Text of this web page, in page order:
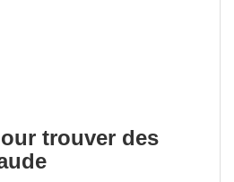
trouver des